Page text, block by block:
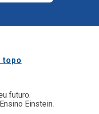
topo
futuro.
Einstein.